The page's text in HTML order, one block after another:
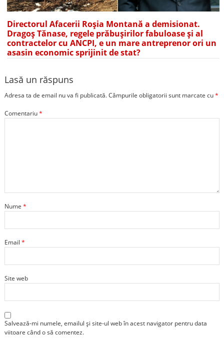
Directorul Afacerii Roșia Montană a demisionat.
Dragoș Tănase, regele prăbușirilor fabuloase și al
contractelor cu ANCPI, e un mare antreprenor ori un
asasin economic sprijinit de stat?
Lasă un răspuns
Adresa ta de email nu va fi publicată.Câmpurile obligatorii sunt marcate cu*
Comentariu*
Nume *
Email *
Site web
Salvează-mi numele, emailul și site-ul web în acest navigator pentru data
viitoare când o să comentez.